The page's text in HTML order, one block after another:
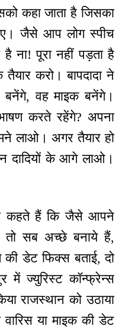
कहा जाता है जिसका
जैसे आप लोग स्पीच
ना! पूरा नहीं पड़ता है
करो। बापदादा ने
वह माइक बनेंगे।
करते रहेंगे? अपना
लाओ। अगर तैयार हो
दादियों के आगे लाओ।
को कहते हैं कि जैसे आपने
तो सब अच्छे बनाये हैं,
की डेट फिक्स बताई, दो
में ज्युरिस्ट कॉन्फ्रेन्स
राजस्थान को उठाया
या माइक की डेट